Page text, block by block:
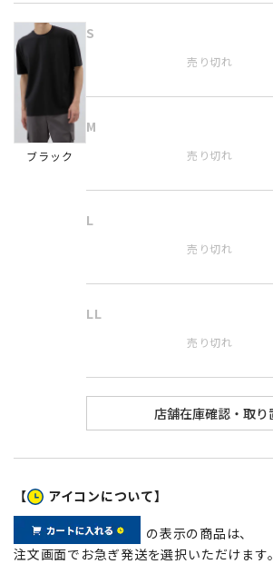
ブラック
S
売り切れ
M
売り切れ
L
売り切れ
LL
売り切れ
【 アイコンについて】
の表示の商品は、
注文画面でお急ぎ発送を選択いただけます。